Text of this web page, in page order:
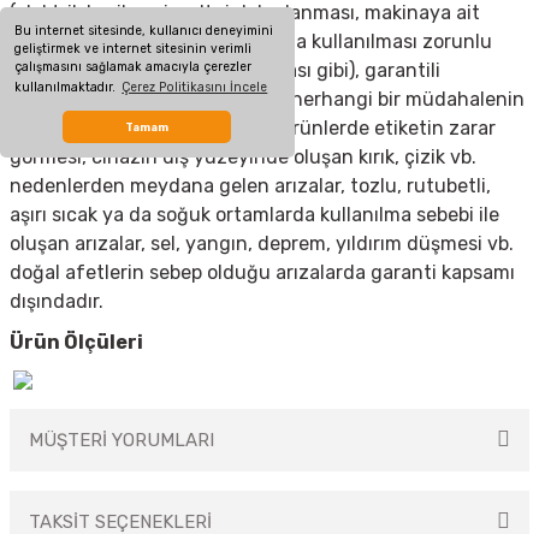
Bu internet sitesinde, kullanıcı deneyimini
geliştirmek ve internet sitesinin verimli
çalışmasını sağlamak amacıyla çerezler
kullanılmaktadır. Çerez Politikasını İncele
Tamam
(elektrik kesilmesi, voltaj dalgalanması, makinaya ait
olmayan aksesuar takılması yada kullanılması zorunlu
olan aksesuarların kullanılmaması gibi), garantili
ürünlerde yetkili servis dışında herhangi bir müdahalenin
yapılması, garanti etiketi olan ürünlerde etiketin zarar
görmesi, cihazın dış yüzeyinde oluşan kırık, çizik vb.
nedenlerden meydana gelen arızalar, tozlu, rutubetli,
aşırı sıcak ya da soğuk ortamlarda kullanılma sebebi ile
oluşan arızalar, sel, yangın, deprem, yıldırım düşmesi vb.
doğal afetlerin sebep olduğu arızalarda garanti kapsamı
dışındadır.
Ürün Ölçüleri
MÜŞTERİ YORUMLARI
TAKSİT SEÇENEKLERİ